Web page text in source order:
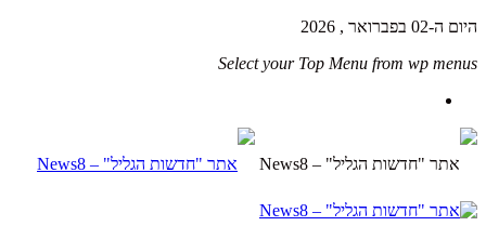
היום ה-02 בפברואר , 2026
Select your Top Menu from wp menus